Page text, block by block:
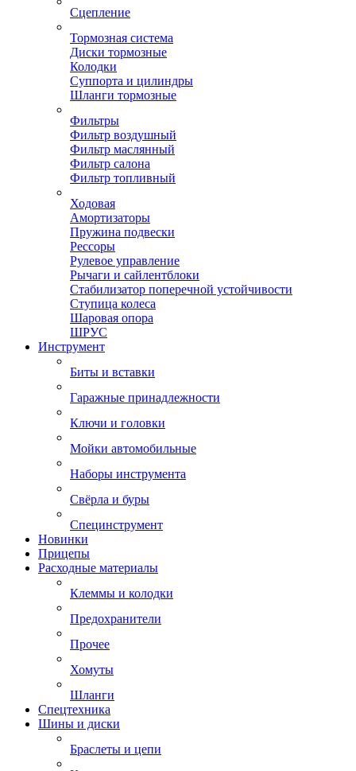
Сцепление
Тормозная система
Диски тормозные
Колодки
Суппорта и цилиндры
Шланги тормозные
Фильтры
Фильтр воздушный
Фильтр маслянный
Фильтр салона
Фильтр топливный
Ходовая
Амортизаторы
Пружина подвески
Рессоры
Рулевое управление
Рычаги и сайлентблоки
Стабилизатор поперечной устойчивости
Ступица колеса
Шаровая опора
ШРУС
Инструмент
Биты и вставки
Гаражные принадлежности
Ключи и головки
Мойки автомобильные
Наборы инструмента
Свёрла и буры
Специнструмент
Новинки
Прицепы
Расходные материалы
Клеммы и колодки
Предохранители
Прочее
Хомуты
Шланги
Спецтехника
Шины и диски
Браслеты и цепи